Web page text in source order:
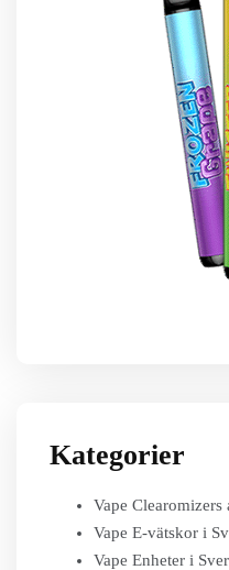
Kategorier
Vape Clearomizers
Vape E-vätskor i
Vape Enheter i